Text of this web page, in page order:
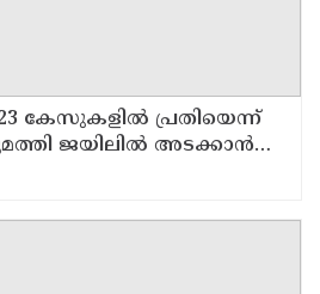
കേസുകളില്‍ പ്രതിയെന്ന്
ജയിലില്‍ അടക്കാന്‍